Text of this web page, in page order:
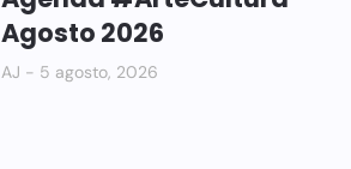
Agosto 2026
AJ 5 agosto, 2026